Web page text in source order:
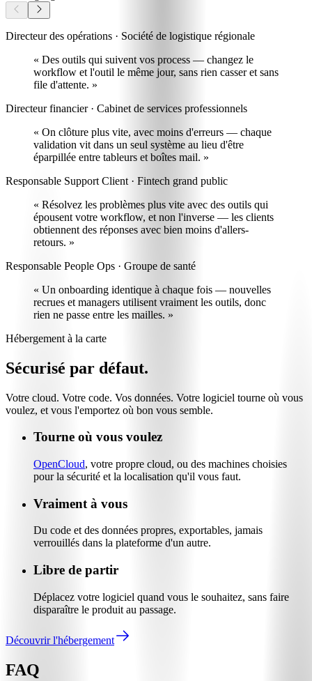
Directeur des opérations · Société de logistique régionale
« Des outils qui suivent vos process — changez le
workflow et l'outil le même jour, sans rien casser et sans
file d'attente. »
Directeur financier · Cabinet de services professionnels
« On clôture plus vite, avec moins d'erreurs — chaque
validation vit dans un seul système au lieu d'être
éparpillée entre tableurs et boîtes mail. »
Responsable Support Client · Fintech grand public
« Résolvez les problèmes plus vite avec des outils qui
épousent votre workflow, et non l'inverse — les clients
obtiennent des réponses avec bien moins d'allers-
retours. »
Responsable People Ops · Groupe de santé
« Un onboarding identique à chaque fois — nouvelles
recrues et managers utilisent vraiment les outils, donc
rien ne passe entre les mailles. »
Hébergement à la carte
Sécurisé par défaut.
Votre cloud. Votre code. Vos données. Votre logiciel tourne où vous
voulez, et vous l'emportez où bon vous semble.
Tourne où vous voulez
OpenCloud, votre propre cloud, ou des machines choisies
pour la sécurité et la localisation qu'il vous faut.
Vraiment à vous
Du code et des données propres, exportables, jamais
verrouillés dans la plateforme d'un autre.
Libre de partir
Déplacez votre logiciel quand vous le souhaitez, sans faire
disparaître le produit au passage.
Découvrir l'hébergement
FAQ